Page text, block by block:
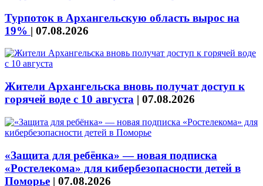
Турпоток в Архангельскую область вырос на
19% | 07.08.2026
Жители Архангельска вновь получат доступ к
горячей воде с 10 августа | 07.08.2026
«Защита для ребёнка» — новая подписка
«Ростелекома» для кибербезопасности детей в
Поморье | 07.08.2026